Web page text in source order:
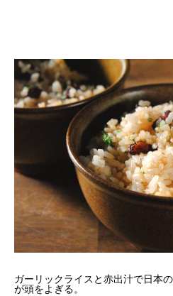
ガーリックライスと赤出汁で日本
が頭をよぎる。